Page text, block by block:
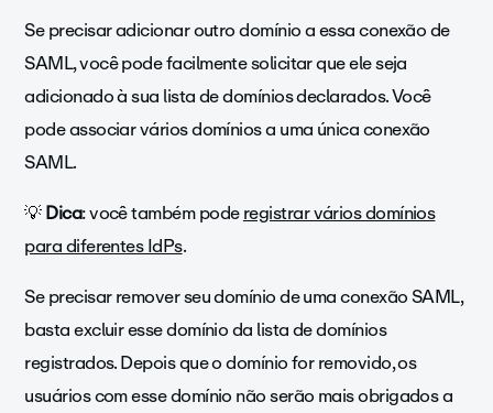
Se precisar adicionar outro domínio a essa conexão de
SAML, você pode facilmente solicitar que ele seja
adicionado à sua lista de domínios declarados. Você
pode associar vários domínios a uma única conexão
SAML.
💡Dica: você também poderegistrar vários domínios
para diferentes IdPs.
Se precisar remover seu domínio de uma conexão SAML,
basta excluir esse domínio da lista de domínios
registrados. Depois que o domínio for removido, os
usuários com esse domínio não serão mais obrigados a